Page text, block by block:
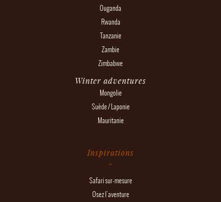
Ouganda
Rwanda
Tanzanie
Zambie
Zimbabwe
Winter adventures
Mongolie
Suède / Laponie
Mauritanie
Inspirations
Safari sur-mesure
Osez l'aventure